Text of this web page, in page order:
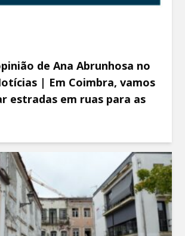
de Ana Abrunhosa no
| Em Coimbra, vamos
estradas em ruas para as